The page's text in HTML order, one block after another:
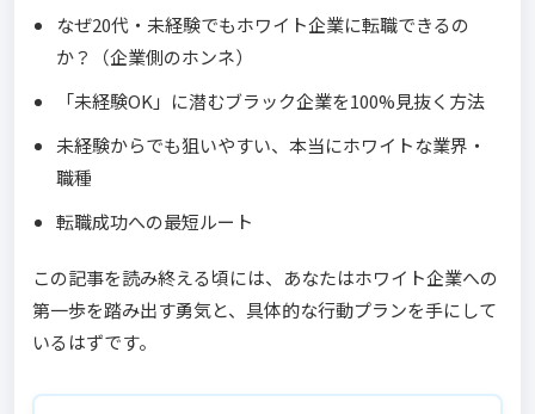
なぜ20代・未経験でもホワイト企業に転職できるの
か？（企業側のホンネ）
「未経験OK」に潜むブラック企業を100%見抜く方法
未経験からでも狙いやすい、本当にホワイトな業界・
職種
転職成功への最短ルート
この記事を読み終える頃には、あなたはホワイト企業への
第一歩を踏み出す勇気と、具体的な行動プランを手にして
いるはずです。